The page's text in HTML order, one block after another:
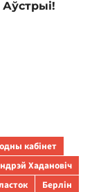
Аўстрыі!
кабінет
Хадановіч
Берлін